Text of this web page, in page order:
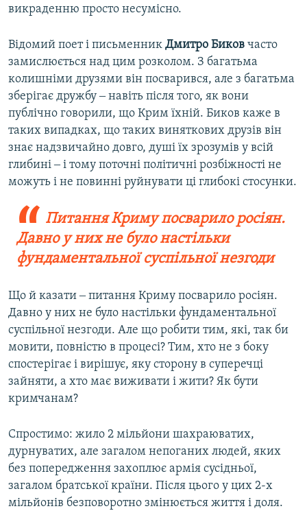
викраденню просто несумісно.
Відомий поет і письменник Дмитро Биков часто
замислюється над цим розколом. З багатьма
колишніми друзями він посварився, але з багатьма
зберігає дружбу ‒ навіть після того, як вони
публічно говорили, що Крим їхній. Биков каже в
таких випадках, що таких виняткових друзів він
знає надзвичайно довго, душі їх зрозумів у всій
глибині ‒ і тому поточні політичні розбіжності не
можуть і не повинні руйнувати ці глибокі стосунки.
Питання Криму посварило росіян.
Давно у них не було настільки
фундаментальної суспільної незгоди
Що й казати ‒ питання Криму посварило росіян.
Давно у них не було настільки фундаментальної
суспільної незгоди. Але що робити тим, які, так би
мовити, повністю в процесі? Тим, хто не з боку
спостерігає і вирішує, яку сторону в суперечці
зайняти, а хто має виживати і жити? Як бути
кримчанам?
Спростимо: жило 2 мільйони шахраюватих,
дурнуватих, але загалом непоганих людей, яких
без попередження захоплює армія сусідньої,
загалом братської країни. Після цього у цих 2-х
мільйонів безповоротно змінюється життя і доля.